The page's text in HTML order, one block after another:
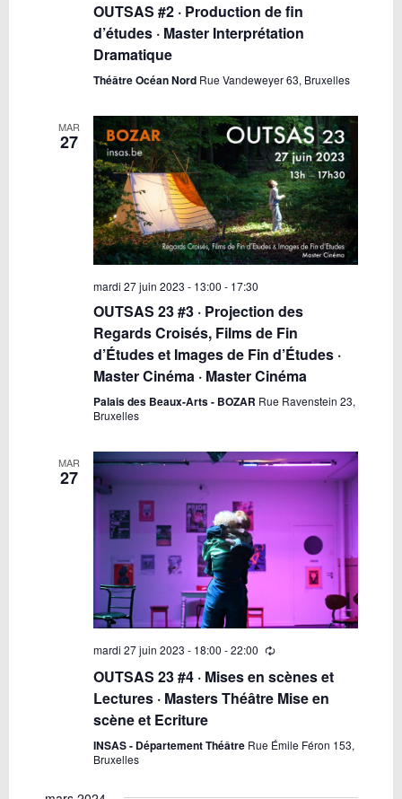
OUTSAS #2 · Production de fin
d’études · Master Interprétation
Dramatique
Théâtre Océan Nord Rue Vandeweyer 63, Bruxelles
MAR
27
mardi 27 juin 2023 - 13:00 - 17:30
OUTSAS 23 #3 · Projection des
Regards Croisés, Films de Fin
d’Études et Images de Fin d’Études ·
Master Cinéma · Master Cinéma
Palais des Beaux-Arts - BOZAR Rue Ravenstein 23,
Bruxelles
MAR
27
mardi 27 juin 2023 - 18:00 -22:00
OUTSAS 23 #4 · Mises en scènes et
Lectures · Masters Théâtre Mise en
scène et Ecriture
INSAS - Département Théâtre Rue Émile Féron 153,
Bruxelles